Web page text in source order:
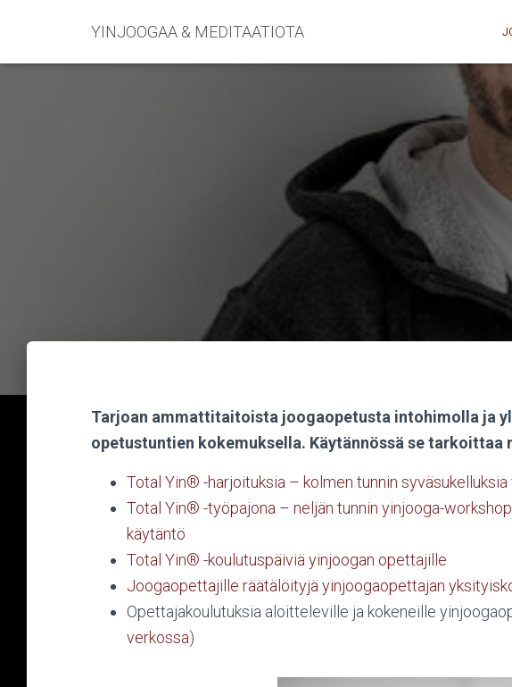
YINJOOGAA & MEDITAATIOTA
Tarjoan ammattitaitoista joogaopetusta intohimolla ja
opetustuntien kokemuksella. Käytännössä se tarkoittaa
Total Yin® -harjoituksia – kolmen tunnin
Total Yin® -työpajona – neljän tunnin yinjooga-
käytäntö
Total Yin® -koulutuspäiviä yinjoogan opettajille
Joogaopettajille räätälöityjä yinjoogaopettajan
Opettajakoulutuksia aloitteleville ja kokeneille
verkossa)